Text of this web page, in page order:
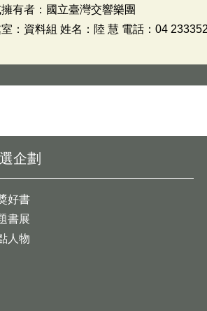
有者：國立臺灣交響樂團
：資料組 姓名：陸 慧 電話：04
企劃
好書
書展
人物